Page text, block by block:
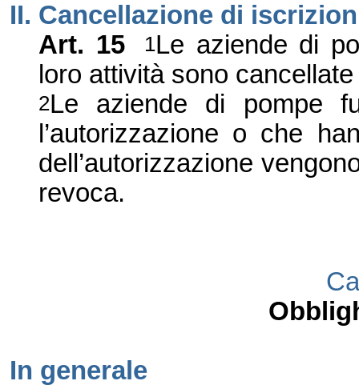
II. Cancellazione di
Art. 15
1Le aziende di
loro attività sono
2Le aziende di pompe
l’autorizzazione o che
dell’autorizzazione
revoca.
In generale